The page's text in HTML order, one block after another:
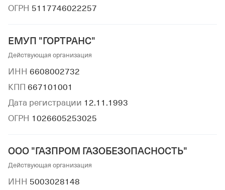
ОГРН 5117746022257
ЕМУП "ГОРТРАНС"
Действующая организация
ИНН 6608002732
КПП 667101001
Дата регистрации 12.11.1993
ОГРН 1026605253025
ООО "ГАЗПРОМ ГАЗОБЕЗОПАСНОСТЬ"
Действующая организация
ИНН 5003028148